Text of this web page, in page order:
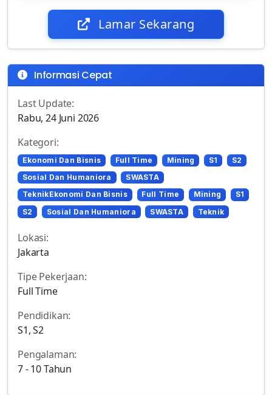
Lamar Sekarang
Informasi Cepat
Last Update:
Rabu, 24 Juni 2026
Kategori:
Ekonomi Dan Bisnis Full Time Mining S1
S2
Sosial Dan Humaniora
SWASTA
TeknikEkonomi Dan Bisnis
Full Time Mining
S1
S2
Sosial Dan Humaniora SWASTA Teknik
Lokasi:
Jakarta
Tipe Pekerjaan:
Full Time
Pendidikan:
S1, S2
Pengalaman:
7 - 10 Tahun